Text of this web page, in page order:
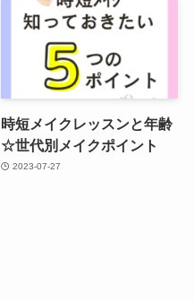
時短メイクレッスンと年齢
☆世代別メイクポイント
2023-07-27